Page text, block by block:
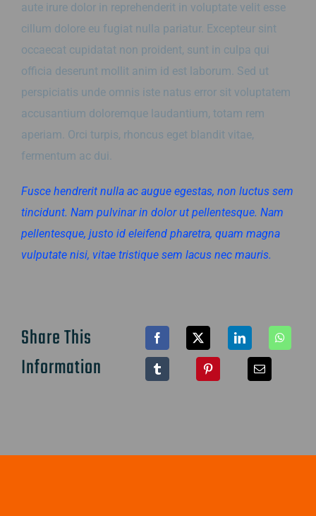
aute irure dolor in reprehenderit in voluptate velit esse
cillum dolore eu fugiat nulla pariatur. Excepteur sint
occaecat cupidatat non proident, sunt in culpa qui
officia deserunt mollit anim id est laborum. Sed ut
perspiciatis unde omnis iste natus error sit voluptatem
accusantium doloremque laudantium, totam rem
aperiam. Orci turpis, rhoncus eget blandit vitae,
fermentum ac dui.
Fusce hendrerit nulla ac augue egestas, non luctus sem
tincidunt. Nam pulvinar in dolor ut pellentesque. Nam
pellentesque, justo id eleifend pharetra, quam magna
vulputate nisi, vitae tristique sem lacus nec mauris.
Share This
Information